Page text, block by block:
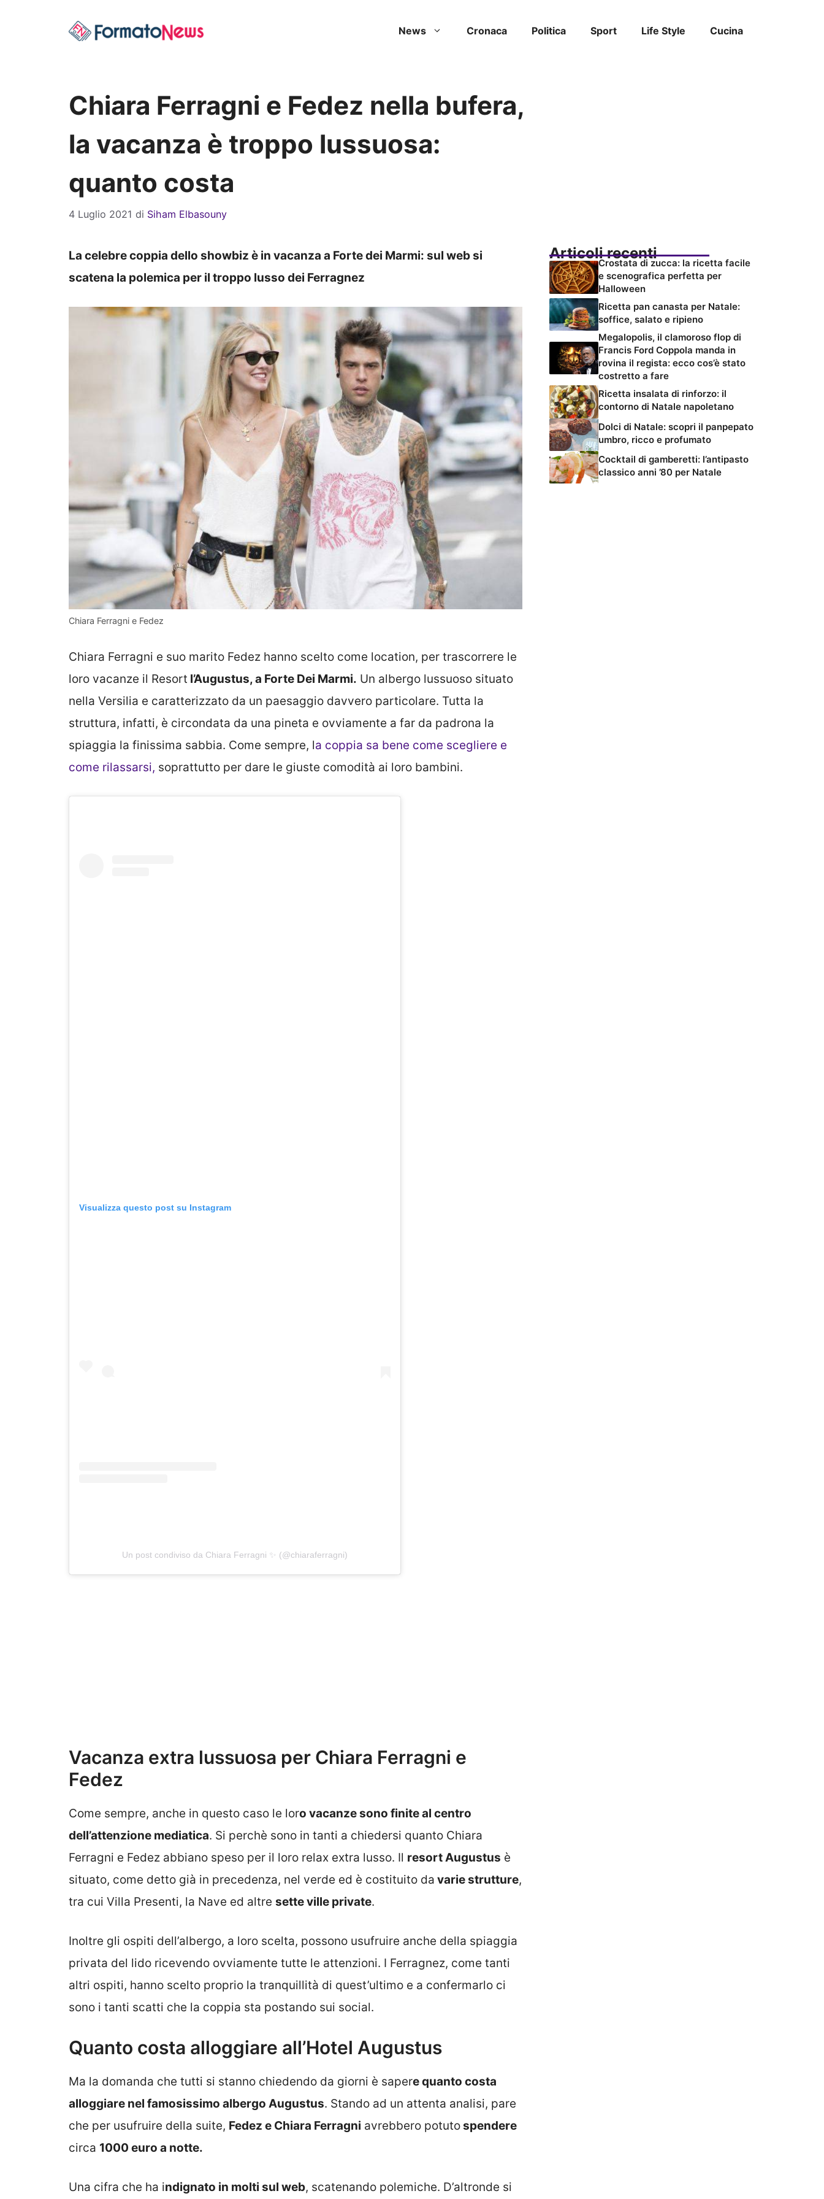
News Cronaca Politica Sport Life Style Cucina
Chiara Ferragni e Fedez nella bufera,
la vacanza è troppo lussuosa:
quanto costa
4 Luglio 2021 di Siham Elbasouny
La celebre coppia dello showbiz è in vacanza a Forte dei Marmi: sul web si
scatena la polemica per il troppo lusso dei Ferragnez
Chiara Ferragni e Fedez
Chiara Ferragni e suo marito Fedez hanno scelto come location, per trascorrere le
loro vacanze il Resort l’Augustus, a Forte Dei Marmi. Un albergo lussuoso situato
nella Versilia e caratterizzato da un paesaggio davvero particolare. Tutta la
struttura, infatti, è circondata da una pineta e ovviamente a far da padrona la
spiaggia la finissima sabbia. Come sempre, la coppia sa bene come scegliere e
come rilassarsi, soprattutto per dare le giuste comodità ai loro bambini.
Visualizza questo post su Instagram
Un post condiviso da Chiara Ferragni ✨ (@chiaraferragni)
Vacanza extra lussuosa per Chiara Ferragni e
Fedez
Come sempre, anche in questo caso le loro vacanze sono finite al centro
dell’attenzione mediatica. Si perchè sono in tanti a chiedersi quanto Chiara
Ferragni e Fedez abbiano speso per il loro relax extra lusso. Il resort Augustus è
situato, come detto già in precedenza, nel verde ed è costituito da varie strutture,
tra cui Villa Presenti, la Nave ed altre sette ville private.
Inoltre gli ospiti dell’albergo, a loro scelta, possono usufruire anche della spiaggia
privata del lido ricevendo ovviamente tutte le attenzioni. I Ferragnez, come tanti
altri ospiti, hanno scelto proprio la tranquillità di quest’ultimo e a confermarlo ci
sono i tanti scatti che la coppia sta postando sui social.
Quanto costa alloggiare all’Hotel Augustus
Ma la domanda che tutti si stanno chiedendo da giorni è sapere quanto costa
alloggiare nel famosissimo albergo Augustus. Stando ad un attenta analisi, pare
che per usufruire della suite, Fedez e Chiara Ferragni avrebbero potutospendere
circa 1000 euro a notte.
Una cifra che ha indignato in molti sul web, scatenando polemiche. D’altronde si
Articoli recenti
Crostata di zucca: la ricetta facile
e scenografica perfetta per
Halloween
Ricetta pan canasta per Natale:
soffice, salato e ripieno
Megalopolis, il clamoroso flop di
Francis Ford Coppola manda in
rovina il regista: ecco cos’è stato
costretto a fare
Ricetta insalata di rinforzo: il
contorno di Natale napoletano
Dolci di Natale: scopri il panpepato
umbro, ricco e profumato
Cocktail di gamberetti: l’antipasto
classico anni ’80 per Natale